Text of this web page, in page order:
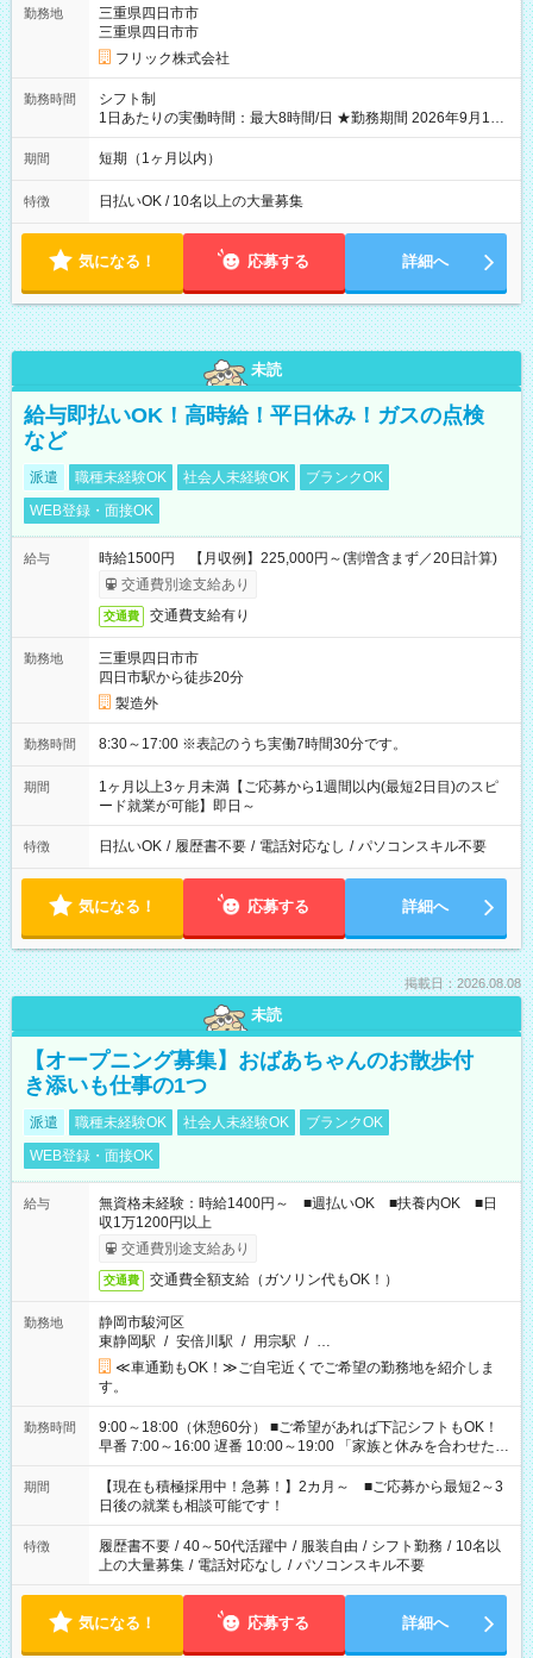
勤務地
三重県四日市市
三重県四日市市
フリック株式会社
勤務時間
シフト制
1日あたりの実働時間：最大8時間/日 ★勤務期間 2026年9月16
日~2026年10月23日 短期勤務OK! 期間中フル勤務できる方優遇
※週3~5日勤務(勤務日数応相談) ※期間前から勤務スタートも可
り ※夜勤シフトあり
期間 短期（1ヶ月以内）
特徴 日払いOK / 10名以上の大量募集
気になる！ 応募する 詳細へ
未読
給与即払いOK！高時給！平日休み！ガスの点検
など
派遣 職種未経験OK 社会人未経験OK
ブランクOK
WEB登録・面接OK
給与
時給1500円 【月収例】225,000円～(割増含まず／20日計算)
交通費別途支給あり
交通費 交通費支給有り
勤務地
三重県四日市市
四日市駅から徒歩20分
製造外
勤務時間 8:30～17:00 ※表記のうち実働7時間30分です。
期間
1ヶ月以上3ヶ月未満【ご応募から1週間以内(最短2日目)のスピ
ード就業が可能】即日～
特徴 日払いOK / 履歴書不要 / 電話対応なし / パソコンスキル不要
気になる！ 応募する 詳細へ
掲載日：2026.08.08
未読
【オープニング募集】おばあちゃんのお散歩付
き添いも仕事の1つ
派遣 職種未経験OK 社会人未経験OK
ブランクOK
WEB登録・面接OK
給与
無資格未経験：時給1400円～ ■週払いOK ■扶養内OK ■日
収1万1200円以上
交通費別途支給あり
交通費 交通費全額支給（ガソリン代もOK！）
勤務地
静岡市駿河区
東静岡駅 / 安倍川駅 / 用宗駅 / …
≪車通勤もOK！≫ご自宅近くでご希望の勤務地を紹介しま
す。
勤務時間
9:00～18:00（休憩60分） ■ご希望があれば下記シフトもOK！
早番 7:00～16:00 遅番 10:00～19:00 「家族と休みを合わせた
い」 「余裕を持って夕飯の準備がしたい」 「できれば残業はし
たくない」 など、ご希望を教えてくださいね。 ※Wワーク希望
の方へ 今ご覧のお仕事で希望する勤務時間と、もう1つのお仕事
の勤務時間。 合計で週40時間を超える場合は応募できません。
期間
【現在も積極採用中！急募！】2カ月～ ■ご応募から最短2～3
日後の就業も相談可能です！
特徴 履歴書不要 / 40～50代活躍中 / 服装自由 / シフト勤務 / 10名以
上の大量募集 / 電話対応なし / パソコンスキル不要
気になる！ 応募する 詳細へ